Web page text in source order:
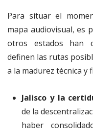
Para situar el
mapa audiovisual, es
otros estados han
definen las rutas
a la madurez técnica y
Jalisco y la
de la
haber